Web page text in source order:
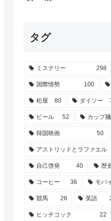
タグ
ミステリー 298
国際情勢 100
松屋 80 ダイソー
ビール 52 カップ麺
韓国映画 50
アストリッドとラファエル
自己啓発 40 歴
コーヒー 36 モバ
競馬 26 英語
ヒッチコック 22